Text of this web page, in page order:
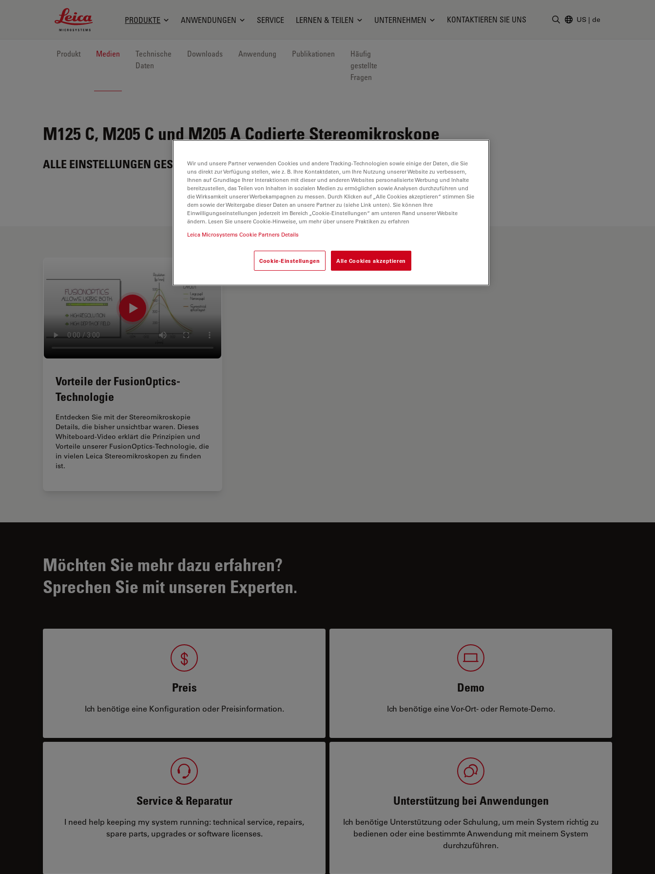
Leica Microsystems Logo
PRODUKTE ANWENDUNGEN SERVICE LERNEN & TEILEN UNTERNEHMEN KONTAKTIEREN SIE UNS US | de
Produkt Medien
Technische
Daten
Downloads Anwendung Publikationen
Häufig
gestellte
Fragen
M125 C, M205 C und M205 A Codierte Stereomikroskope
ALLE EINSTELLUNGEN GESPEICHERT
Vorteile der FusionOptics-
Technologie
Entdecken Sie mit der Stereomikroskopie
Details, die bisher unsichtbar waren. Dieses
Whiteboard-Video erklärt die Prinzipien und
Vorteile unserer FusionOptics-Technologie, die
in vielen Leica Stereomikroskopen zu finden
ist.
Möchten Sie mehr dazu erfahren?
Sprechen Sie mit unseren Experten.
Preis
Ich benötige eine Konfiguration oder Preisinformation.
Demo
Ich benötige eine Vor-Ort- oder Remote-Demo.
Service & Reparatur
I need help keeping my system running: technical service, repairs,
spare parts, upgrades or software licenses.
Unterstützung bei Anwendungen
Ich benötige Unterstützung oder Schulung, um mein System richtig zu
bedienen oder eine bestimmte Anwendung mit meinem System
durchzuführen.
Wir und unsere Partner verwenden Cookies und andere Tracking-Technologien sowie einige der Daten, die Sie
uns direkt zur Verfügung stellen, wie z. B. Ihre Kontaktdaten, um Ihre Nutzung unserer Website zu verbessern,
Ihnen auf Grundlage Ihrer Interaktionen mit dieser und anderen Websites personalisierte Werbung und Inhalte
bereitzustellen, das Teilen von Inhalten in sozialen Medien zu ermöglichen sowie Analysen durchzuführen und
die Wirksamkeit unserer Werbekampagnen zu messen. Durch Klicken auf „Alle Cookies akzeptieren“ stimmen Sie
dem sowie der Weitergabe dieser Daten an unsere Partner zu (siehe Link unten). Sie können Ihre
Einwilligungseinstellungen jederzeit im Bereich „Cookie-Einstellungen“ am unteren Rand unserer Website
ändern. Lesen Sie unsere Cookie-Hinweise, um mehr über unsere Praktiken zu erfahren
Leica Microsystems Cookie Partners Details
Cookie-Einstellungen Alle Cookies akzeptieren